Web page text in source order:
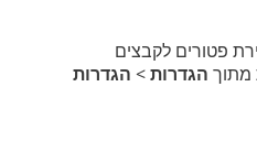
פטורים לקבצים
מתוך הגדרות> הגדרות